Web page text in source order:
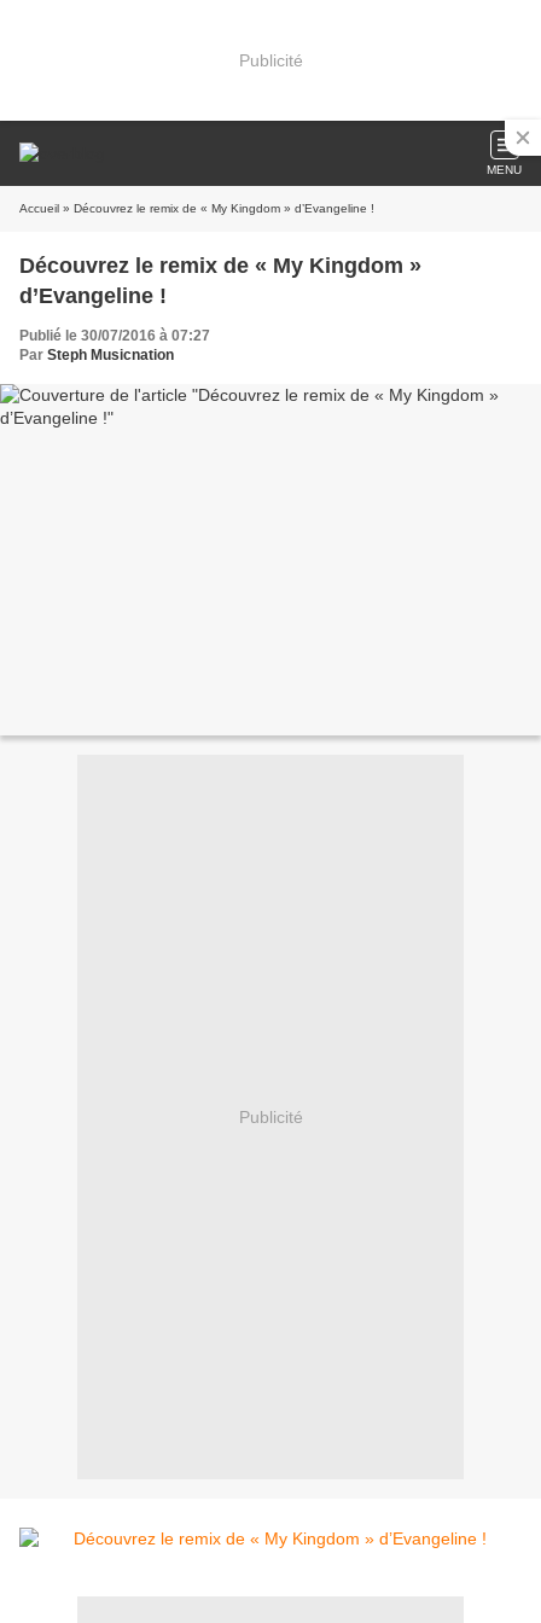
Publicité
MENU
Accueil » Découvrez le remix de « My Kingdom » d’Evangeline !
Découvrez le remix de « My Kingdom »
d’Evangeline !
Publié le 30/07/2016 à 07:27
Par Steph Musicnation
Publicité